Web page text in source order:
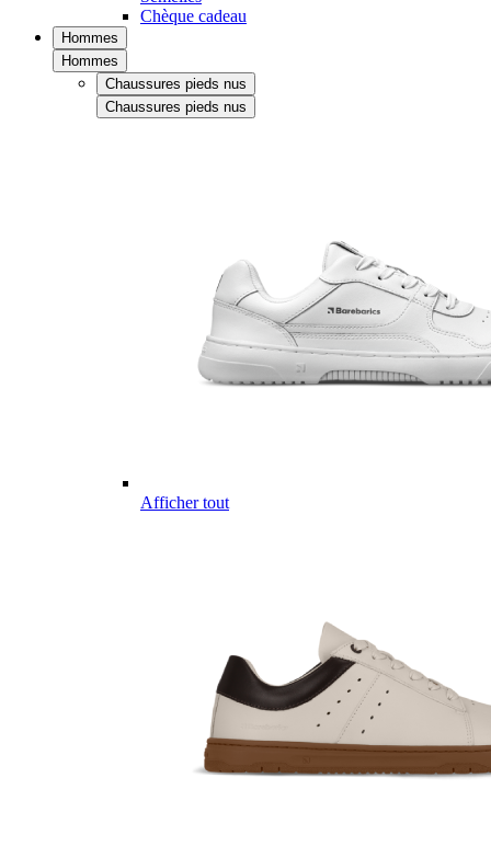
Chèque cadeau
Hommes
Hommes
Chaussures pieds nus
Chaussures pieds nus
Afficher tout